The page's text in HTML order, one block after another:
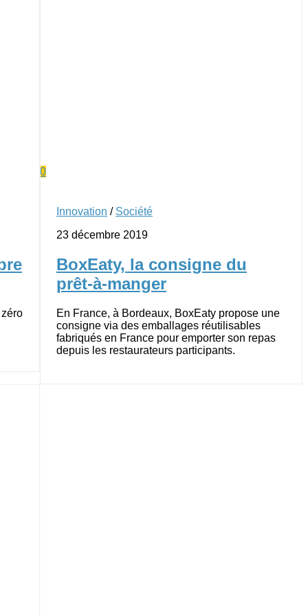
0
Innovation / Société
23 décembre 2019
BoxEaty, la consigne du
prêt-à-manger
En France, à Bordeaux, BoxEaty propose une
consigne via des emballages réutilisables
fabriqués en France pour emporter son repas
depuis les restaurateurs participants.